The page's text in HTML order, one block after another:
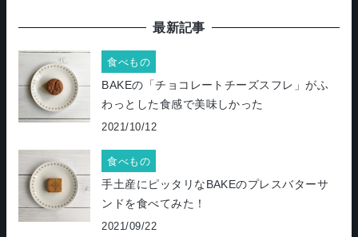
最新記事
食べもの
BAKEの「チョコレートチーズスフレ」がふ
わっとした食感で美味しかった
2021/10/12
食べもの
手土産にピッタリなBAKEのプレスバターサ
ンドを食べてみた！
2021/09/22